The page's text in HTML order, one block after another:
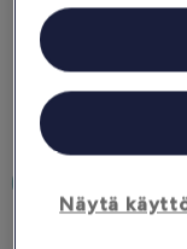
Katso, miten
Kumppanien
Näytä